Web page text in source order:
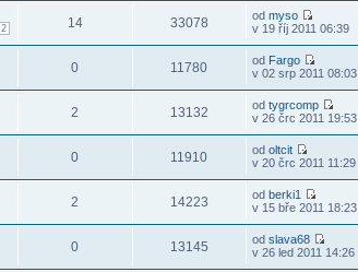
2 14 33078 odmyso
v 19 říj 2011 06:39
0 11780 od Fargo
v 02 srp 2011 08:03
2 13132 odtygrcomp
v 26 črc 2011 19:53
0 11910 odoltcit
v 20 črc 2011 11:29
2 14223 odberki1
v 15 bře 2011 18:23
0 13145 odslava68
v 26 led 2011 14:26